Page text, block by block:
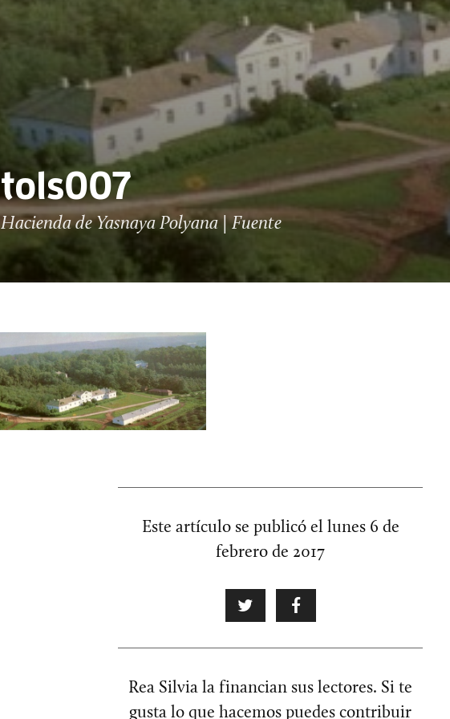
tols007
Hacienda de Yasnaya Polyana | Fuente
Este artículo se publicó el lunes 6 de
febrero de 2017
Rea Silvia la financian sus lectores. Si te
gusta lo que hacemos puedes contribuir